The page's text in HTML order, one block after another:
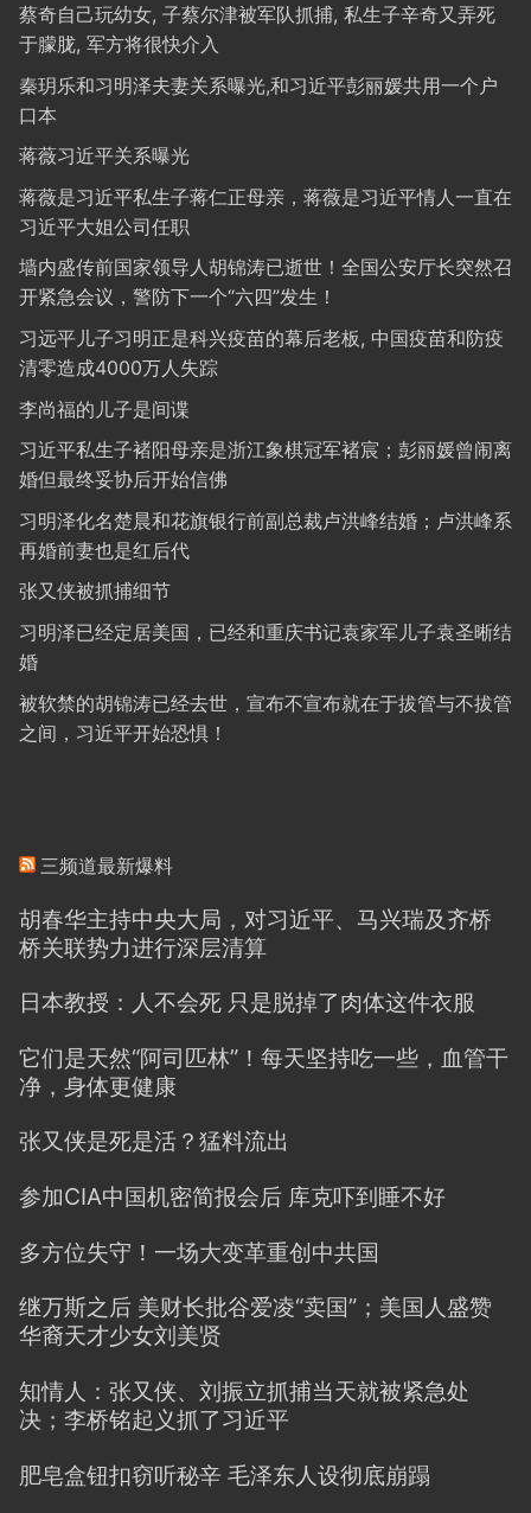
蔡奇自己玩幼女, 子蔡尔津被军队抓捕, 私生子辛奇又弄死
于朦胧, 军方将很快介入
秦玥乐和习明泽夫妻关系曝光,和习近平彭丽媛共用一个户
口本
蒋薇习近平关系曝光
蒋薇是习近平私生子蒋仁正母亲，蒋薇是习近平情人一直在
习近平大姐公司任职
墙内盛传前国家领导人胡锦涛已逝世！全国公安厅长突然召
开紧急会议，警防下一个“六四”发生！
习远平儿子习明正是科兴疫苗的幕后老板, 中国疫苗和防疫
清零造成4000万人失踪
李尚福的儿子是间谍
习近平私生子褚阳母亲是浙江象棋冠军褚宸；彭丽媛曾闹离
婚但最终妥协后开始信佛
习明泽化名楚晨和花旗银行前副总裁卢洪峰结婚；卢洪峰系
再婚前妻也是红后代
张又侠被抓捕细节
习明泽已经定居美国，已经和重庆书记袁家军儿子袁圣晰结
婚
被软禁的胡锦涛已经去世，宣布不宣布就在于拔管与不拔管
之间，习近平开始恐惧！
三频道最新爆料
胡春华主持中央大局，对习近平、马兴瑞及齐桥
桥关联势力进行深层清算
日本教授：人不会死 只是脱掉了肉体这件衣服
它们是天然“阿司匹林”！每天坚持吃一些，血管干
净，身体更健康
张又侠是死是活？猛料流出
参加CIA中国机密简报会后 库克吓到睡不好
多方位失守！一场大变革重创中共国
继万斯之后 美财长批谷爱凌“卖国”；美国人盛赞
华裔天才少女刘美贤
知情人：张又侠、刘振立抓捕当天就被紧急处
决；李桥铭起义抓了习近平
肥皂盒钮扣窃听秘辛 毛泽东人设彻底崩蹋